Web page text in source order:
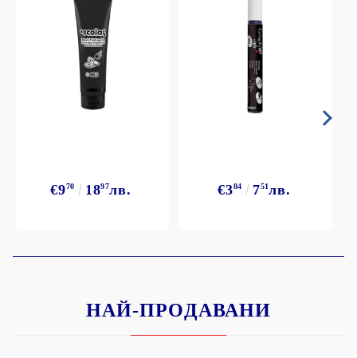
€970 1897лв. €384 751лв.
НАЙ-ПРОДАВАНИ